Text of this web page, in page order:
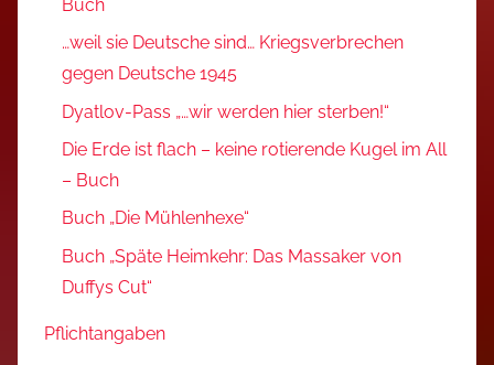
Buch
…weil sie Deutsche sind… Kriegsverbrechen
gegen Deutsche 1945
Dyatlov-Pass „…wir werden hier sterben!“
Die Erde ist flach – keine rotierende Kugel im All
– Buch
Buch „Die Mühlenhexe“
Buch „Späte Heimkehr: Das Massaker von
Duffys Cut“
Pflichtangaben